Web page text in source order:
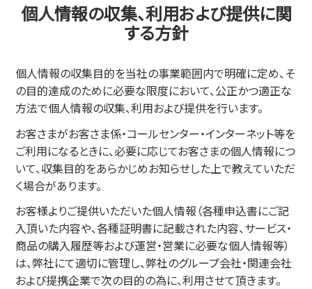
個人情報の収集、利用および提供に関
する方針
個人情報の収集目的を当社の事業範囲内で明確に定め、そ
の目的達成のために必要な限度において、公正かつ適正な
方法で個人情報の収集、利用および提供を行います。
お客さまがお客さま係・コールセンター・インターネット等を
ご利用になるときに、必要に応じてお客さまの個人情報につ
いて、収集目的をあらかじめお知らせした上で教えていただ
く場合があります。
お客様よりご提供いただいた個人情報（各種申込書にご記
入頂いた内容や、各種証明書に記載された内容、サービス・
商品の購入履歴等および運営・営業に必要な個人情報等）
は、弊社にて適切に管理し、弊社のグループ会社・関連会社
および提携企業で次の目的の為に、利用させて頂きます。